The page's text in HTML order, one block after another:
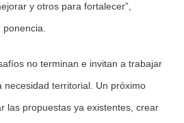
y otros para fortalecer”,
no terminan e invitan a trabajar
necesidad territorial. Un próximo
las propuestas ya existentes, crear